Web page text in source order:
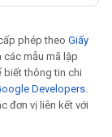
phép theo Giấy
các mẫu mã lập
biết thông tin chi
Developers.
đơn vị liên kết với